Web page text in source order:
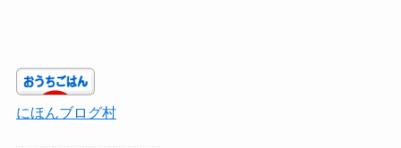
にほんブログ村